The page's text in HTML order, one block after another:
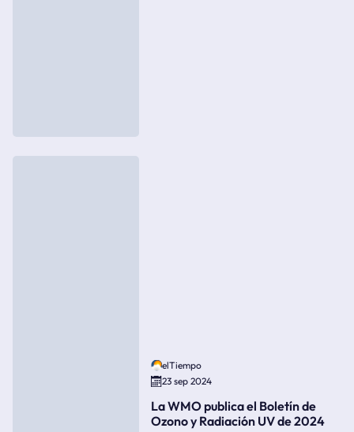
elTiempo
23 sep 2024
La WMO publica el Boletín de
Ozono y Radiación UV de 2024